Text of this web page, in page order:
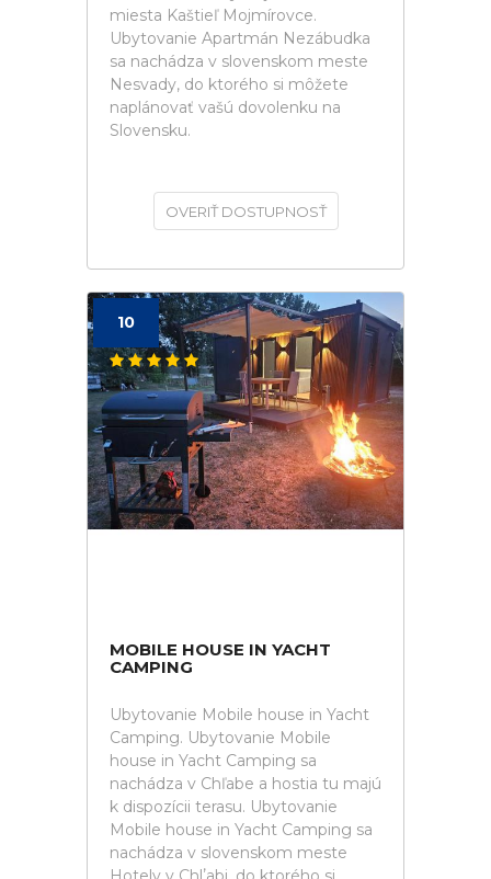
miesta Kaštieľ Mojmírovce.
Ubytovanie Apartmán Nezábudka
sa nachádza v slovenskom meste
Nesvady, do ktorého si môžete
naplánovať vašú dovolenku na
Slovensku.
OVERIŤ DOSTUPNOSŤ
10
MOBILE HOUSE IN YACHT
CAMPING
Ubytovanie Mobile house in Yacht
Camping. Ubytovanie Mobile
house in Yacht Camping sa
nachádza v Chľabe a hostia tu majú
k dispozícii terasu. Ubytovanie
Mobile house in Yacht Camping sa
nachádza v slovenskom meste